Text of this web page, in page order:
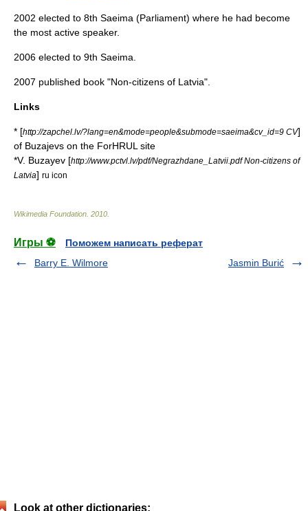
2002 elected to 8th Saeima (Parliament) where he had become
the most active speaker.
2006 elected to 9th Saeima.
2007 published book "Non-citizens of Latvia".
Links
* [http://zapchel.lv/?lang=en&mode=people&submode=saeima&cv_id=9 CV]
of Buzajevs on the ForHRUL site
*V. Buzayev [http://www.pctvl.lv/pdf/Negrazhdane_Latvii.pdf Non-citizens of
Latvia] ru icon
Wikimedia Foundation 2010
Игры ⚽
Поможем написать реферат
Barry E. Wilmore
Jasmin Burić
Look at other dictionaries: